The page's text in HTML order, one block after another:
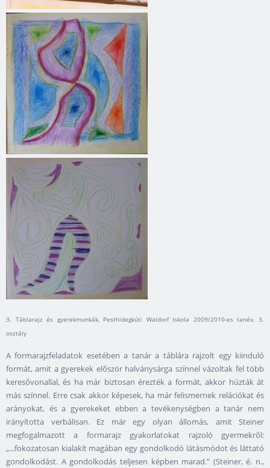
3. Táblarajz és gyerekmunkák, Pesthidegkúti Waldorf Iskola 2009/2010-es tanév, 3.
osztály
A formarajzfeladatok esetében a tanár a táblára rajzolt egy kiinduló
formát, amit a gyerekek először halványsárga színnel vázoltak fel több
keresővonallal, és ha már biztosan érezték a formát, akkor húzták át
más színnel. Erre csak akkor képesek, ha már felismernek relációkat és
arányokat, és a gyerekeket ebben a tevékenységben a tanár nem
irányította verbálisan. Ez már egy olyan állomás, amit Steiner
megfogalmazott a formarajz gyakorlatokat rajzoló gyermekről:
„...fokozatosan kialakít magában egy gondolkodó látásmódot és láttató
gondolkodást. A gondolkodás teljesen képben marad.” (Steiner, é. n.,